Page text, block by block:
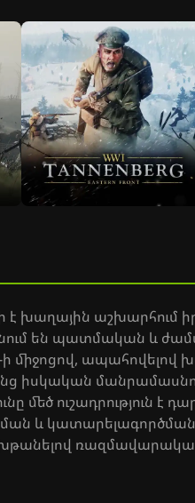
է խաղային
են պատմական և
ի միջոցով,
իսկական
մեծ ուշադրություն
և կատարելագործման
խթանելով